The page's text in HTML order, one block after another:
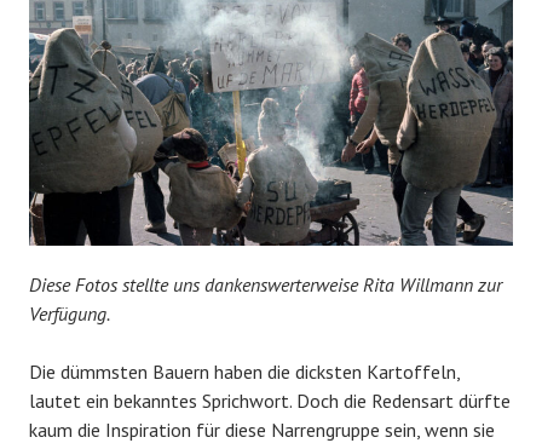
Diese Fotos stellte uns dankenswerterweise Rita Willmann zur
Verfügung.
Die dümmsten Bauern haben die dicksten Kartoffeln,
lautet ein bekanntes Sprichwort. Doch die Redensart dürfte
kaum die Inspiration für diese Narrengruppe sein, wenn sie